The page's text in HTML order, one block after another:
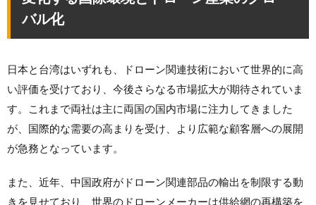
バル化
日本と台湾はいずれも、ドローン関連技術において世界的に高
い評価を受けており、今後さらなる市場拡大が期待されていま
す。これまで両社は主に両国の国内市場に注力してきました
が、国際的な需要の高まりを受け、より広範な顧客層への展開
が急務となっています。
また、近年、中国政府がドローン関連部品の輸出を制限する動
きを見せており、世界のドローンメーカーは供給網の再構築を